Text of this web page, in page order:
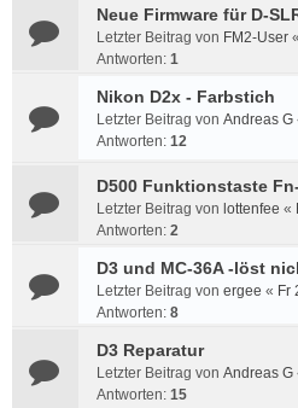
Neue Firmware für D-
Letzter Beitrag von FM2-User «
Antworten: 1
Nikon D2x - Farbstich
Letzter Beitrag von Andreas G
Antworten: 12
D500 Funktionstaste
Letzter Beitrag von lottenfee «
Antworten: 2
D3 und MC-36A -löst
Letzter Beitrag von ergee « Fr
Antworten: 8
D3 Reparatur
Letzter Beitrag von Andreas G
Antworten: 15